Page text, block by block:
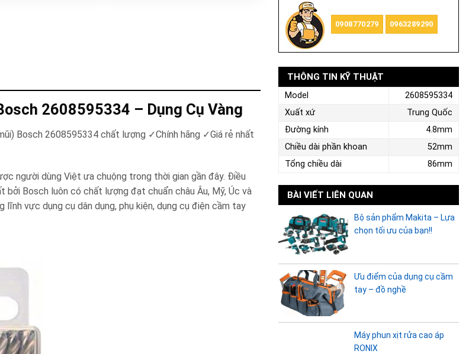
0908770279 0963289290
2608595334 – Dụng Cụ Vàng
Bosch 2608595334 chất lượng ✓Chính hãng ✓Giá rẻ nhất
người dùng Việt ưa chuộng trong thời gian gần đây. Điều
bởi Bosch luôn có chất lượng đạt chuẩn châu Âu, Mỹ, Úc và
lĩnh vực dụng cụ dân dụng, phụ kiện, dụng cụ điện cầm tay
THÔNG TIN KỸ THUẬT
Model
2608595334
Xuất xứ
Trung Quốc
Đường kính
4.8mm
Chiều dài phần khoan
52mm
Tổng chiều dài
86mm
BÀI VIẾT LIÊN QUAN
Bộ sản phẩm Makita – Lựa
chọn tối ưu của bạn!!
Ưu điểm của dụng cụ cầm
tay – đồ nghề
Máy phun xịt rửa cao áp
RONIX